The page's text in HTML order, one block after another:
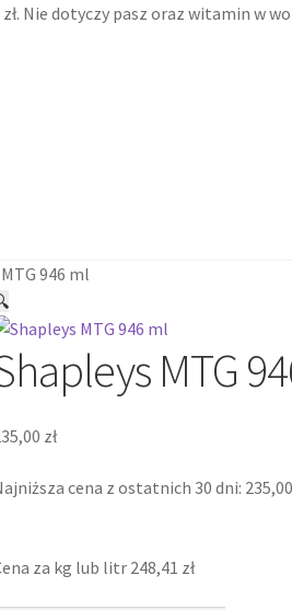
Nie dotyczy pasz oraz witamin w
946 ml
MTG
zł
cena z ostatnich 30 dni: 235,00
za kg lub litr 248,41 zł